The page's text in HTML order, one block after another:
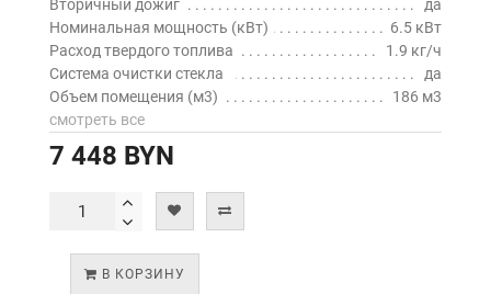
Вторичный дожиг
да
Номинальная мощность (кВт)
6.5 кВт
Расход твердого топлива
1.9 кг/ч
Система очистки стекла
да
Объем помещения (м3)
186 м3
смотреть все
7 448 BYN
В КОРЗИНУ